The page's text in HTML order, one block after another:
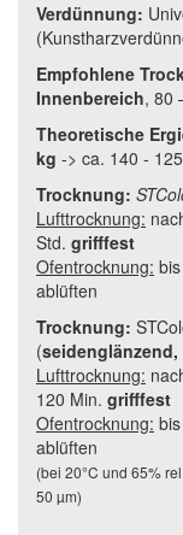
Verdünnung:
Empfohlene
Innenbereich, 80
Theoretische
kg -> ca. 140 -
Trocknung:
Lufttrocknung:
Std. grifffest
Ofentrocknung:
ablüften
Trocknung:
(
Lufttrocknung:
120 Min. grifffest
Ofentrocknung:
ablüften
(bei 20°C und 65%
50 µm)